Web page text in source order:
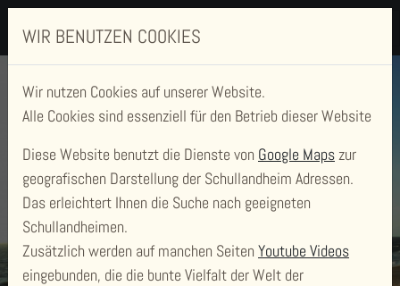
KLAARSTRAND
GRUPPENGÄSTEHAUS SYLT
WIR BENUTZEN COOKIES
Wir nutzen Cookies auf unserer Website.
Alle Cookies sind essenziell für den Betrieb dieser Website
Diese Website benutzt die Dienste von Google Mapszur
geografischen Darstellung der Schullandheim Adressen.
Das erleichtert Ihnen die Suche nach geeigneten
Schullandheimen.
Zusätzlich werden auf manchen Seiten Youtube Videos
eingebunden, die die bunte Vielfalt der Welt der